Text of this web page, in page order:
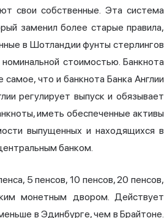
свои собственные. Эта система
заменил более старые правила,
в Шотландии фунты стерлингов
стоимостью. Банкнота
что и банкнота Банка Англии
регулирует выпуск и обязывает
иметь обеспеченные активы
выпущенных и находящихся в
банком.
5 пенсов, 10 пенсов, 20 пенсов,
монетным двором. Действует
в Эдинбурге, чем в Брайтоне.